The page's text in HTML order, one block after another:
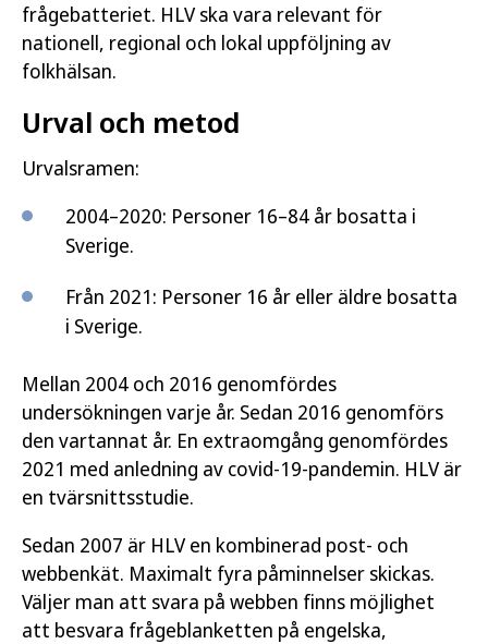
frågebatteriet. HLV ska vara relevant för
nationell, regional och lokal uppföljning av
folkhälsan.
Urval och metod
Urvalsramen:
2004–2020: Personer 16–84 år bosatta i
Sverige.
Från 2021: Personer 16 år eller äldre bosatta
i Sverige.
Mellan 2004 och 2016 genomfördes
undersökningen varje år. Sedan 2016 genomförs
den vartannat år. En extraomgång genomfördes
2021 med anledning av covid-19-pandemin. HLV är
en tvärsnittsstudie.
Sedan 2007 är HLV en kombinerad post- och
webbenkät. Maximalt fyra påminnelser skickas.
Väljer man att svara på webben finns möjlighet
att besvara frågeblanketten på engelska,